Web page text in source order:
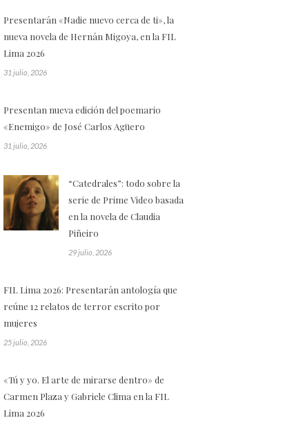
Presentarán «Nadie nuevo cerca de ti», la
nueva novela de Hernán Migoya, en la FIL
Lima 2026
31 julio, 2026
Presentan nueva edición del poemario
«Enemigo» de José Carlos Agüero
31 julio, 2026
“Catedrales”: todo sobre la
serie de Prime Video basada
en la novela de Claudia
Piñeiro
29 julio, 2026
FIL Lima 2026: Presentarán antología que
reúne 12 relatos de terror escrito por
mujeres
25 julio, 2026
«Tú y yo. El arte de mirarse dentro» de
Carmen Plaza y Gabriele Clima en la FIL
Lima 2026